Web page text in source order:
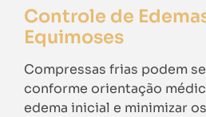
Controle de
Equimoses
Compressas frias podem
conforme orientação
edema inicial e minimizar